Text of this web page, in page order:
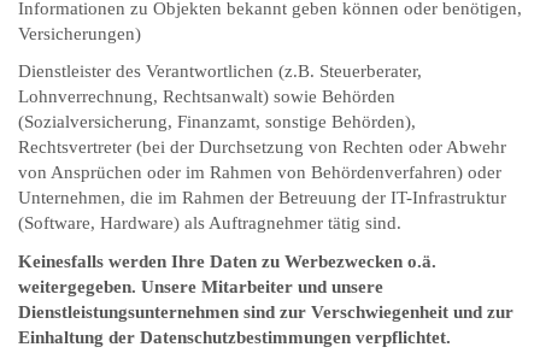
Informationen zu Objekten bekannt geben können oder benötigen,
Versicherungen)
Dienstleister des Verantwortlichen (z.B. Steuerberater,
Lohnverrechnung, Rechtsanwalt) sowie Behörden
(Sozialversicherung, Finanzamt, sonstige Behörden),
Rechtsvertreter (bei der Durchsetzung von Rechten oder Abwehr
von Ansprüchen oder im Rahmen von Behördenverfahren) oder
Unternehmen, die im Rahmen der Betreuung der IT-Infrastruktur
(Software, Hardware) als Auftragnehmer tätig sind.
Keinesfalls werden Ihre Daten zu Werbezwecken o.ä.
weitergegeben. Unsere Mitarbeiter und unsere
Dienstleistungsunternehmen sind zur Verschwiegenheit und zur
Einhaltung der Datenschutzbestimmungen verpflichtet.